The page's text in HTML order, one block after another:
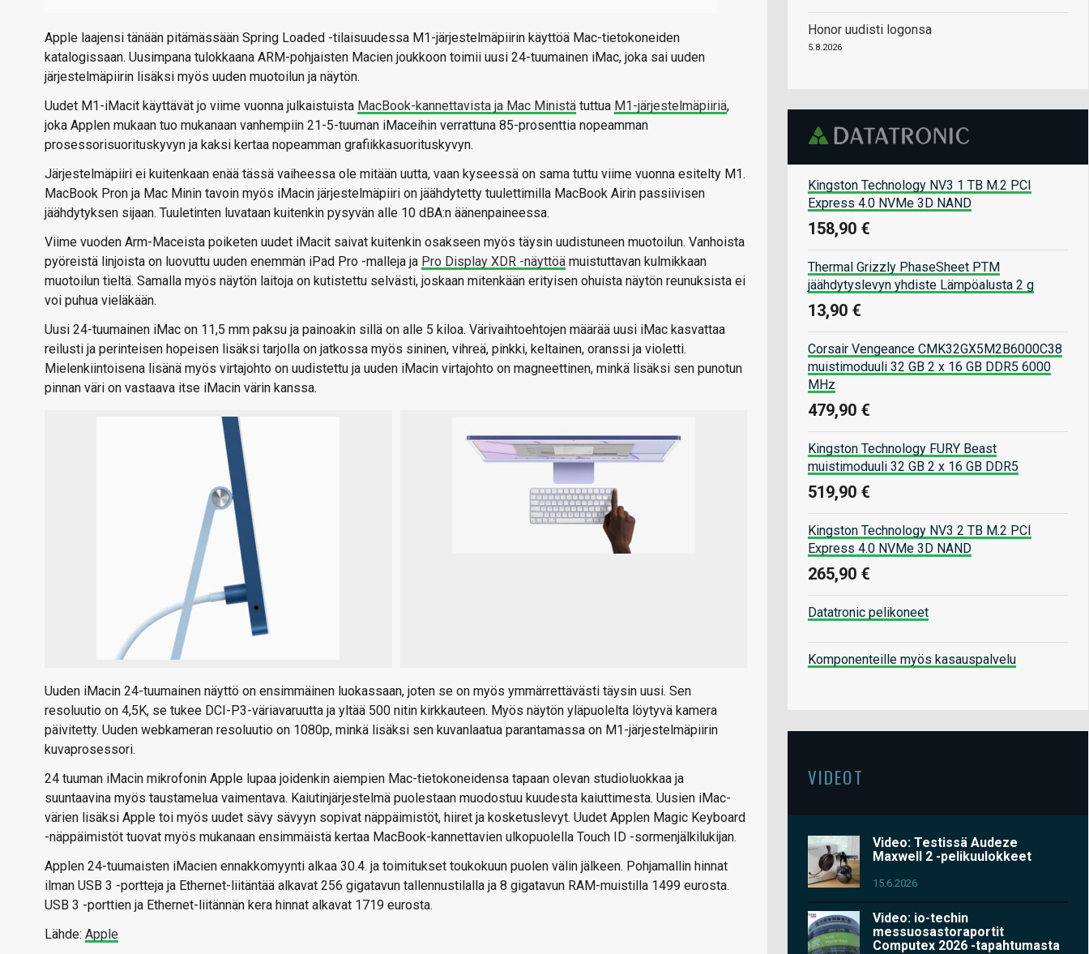
Apple laajensi tänään pitämässään Spring Loaded -tilaisuudessa M1-järjestelmäpiirin käyttöä Mac-tietokoneiden
katalogissaan. Uusimpana tulokkaana ARM-pohjaisten Macien joukkoon toimii uusi 24-tuumainen iMac, joka sai uuden
järjestelmäpiirin lisäksi myös uuden muotoilun ja näytön.
Uudet M1-iMacit käyttävät jo viime vuonna julkaistuista MacBook-kannettavista ja Mac Ministä tuttua M1-järjestelmäpiiriä,
joka Applen mukaan tuo mukanaan vanhempiin 21-5-tuuman iMaceihin verrattuna 85-prosenttia nopeamman
prosessorisuorituskyvyn ja kaksi kertaa nopeamman grafiikkasuorituskyvyn.
Järjestelmäpiiri ei kuitenkaan enää tässä vaiheessa ole mitään uutta, vaan kyseessä on sama tuttu viime vuonna esitelty M1.
MacBook Pron ja Mac Minin tavoin myös iMacin järjestelmäpiiri on jäähdytetty tuulettimilla MacBook Airin passiivisen
jäähdytyksen sijaan. Tuuletinten luvataan kuitenkin pysyvän alle 10 dBA:n äänenpaineessa.
Viime vuoden Arm-Maceista poiketen uudet iMacit saivat kuitenkin osakseen myös täysin uudistuneen muotoilun. Vanhoista
pyöreistä linjoista on luovuttu uuden enemmän iPad Pro -malleja ja Pro Display XDR -näyttöä muistuttavan kulmikkaan
muotoilun tieltä. Samalla myös näytön laitoja on kutistettu selvästi, joskaan mitenkään erityisen ohuista näytön reunuksista ei
voi puhua vieläkään.
Uusi 24-tuumainen iMac on 11,5 mm paksu ja painoakin sillä on alle 5 kiloa. Värivaihtoehtojen määrää uusi iMac kasvattaa
reilusti ja perinteisen hopeisen lisäksi tarjolla on jatkossa myös sininen, vihreä, pinkki, keltainen, oranssi ja violetti.
Mielenkiintoisena lisänä myös virtajohto on uudistettu ja uuden iMacin virtajohto on magneettinen, minkä lisäksi sen punotun
pinnan väri on vastaava itse iMacin värin kanssa.
Uuden iMacin 24-tuumainen näyttö on ensimmäinen luokassaan, joten se on myös ymmärrettävästi täysin uusi. Sen
resoluutio on 4,5K, se tukee DCI-P3-väriavaruutta ja yltää 500 nitin kirkkauteen. Myös näytön yläpuolelta löytyvä kamera
päivitetty. Uuden webkameran resoluutio on 1080p, minkä lisäksi sen kuvanlaatua parantamassa on M1-järjestelmäpiirin
kuvaprosessori.
24 tuuman iMacin mikrofonin Apple lupaa joidenkin aiempien Mac-tietokoneidensa tapaan olevan studioluokkaa ja
suuntaavina myös taustamelua vaimentava. Kaiutinjärjestelmä puolestaan muodostuu kuudesta kaiuttimesta. Uusien iMac-
värien lisäksi Apple toi myös uudet sävy sävyyn sopivat näppäimistöt, hiiret ja kosketuslevyt. Uudet Applen Magic Keyboard
-näppäimistöt tuovat myös mukanaan ensimmäistä kertaa MacBook-kannettavien ulkopuolella Touch ID -sormenjälkilukijan.
Applen 24-tuumaisten iMacien ennakkomyynti alkaa 30.4. ja toimitukset toukokuun puolen välin jälkeen. Pohjamallin hinnat
ilman USB 3 -portteja ja Ethernet-liitäntää alkavat 256 gigatavun tallennustilalla ja 8 gigatavun RAM-muistilla 1499 eurosta.
USB 3 -porttien ja Ethernet-liitännän kera hinnat alkavat 1719 eurosta.
Lähde: Apple
Honor uudisti logonsa
5.8.2026
Kingston Technology NV3 1 TB M.2 PCI
Express 4.0 NVMe 3D NAND
158,90 €
Thermal Grizzly PhaseSheet PTM
jäähdytyslevyn yhdiste Lämpöalusta 2 g
13,90 €
Corsair Vengeance CMK32GX5M2B6000C38
muistimoduuli 32 GB 2 x 16 GB DDR5 6000
MHz
479,90 €
Kingston Technology FURY Beast
muistimoduuli 32 GB 2 x 16 GB DDR5
519,90 €
Kingston Technology NV3 2 TB M.2 PCI
Express 4.0 NVMe 3D NAND
265,90 €
Datatronic pelikoneet
Komponenteille myös kasauspalvelu
VIDEOT
Video: Testissä Audeze
Maxwell 2 -pelikuulokkeet
15.6.2026
Video: io-techin
messuosastoraportit
Computex 2026 -tapahtumasta